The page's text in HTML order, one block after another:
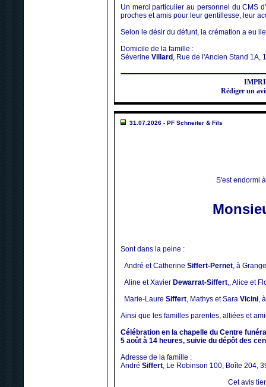
Un merci particulier au personnel du CMS
proches et amis pour leur gentillesse, leur
Selon le désir du défunt, la crémation a eu
Domicile de la famille :
Séverine Villard , Rue de l'Ancien Stand 1A,
Rédiger un
31.07.2026 - PF Schneiter & Fils
S'est endormi
Sont dans la peine :
André et Catherine Siffert-Pernet, à
Aline et Xavier Dewarrat-Siffert,, Alice et
Marie-Laure Siffert, Mathys et Sara Vicini,
Ainsi que les familles parentes, alliées et
Célébration en la chapelle du Centre
5 août à 14 heures, suivie du dépôt des
Adresse de la famille :
André Siffert, Le Robinson 100, Boîte 204,
Cet avis